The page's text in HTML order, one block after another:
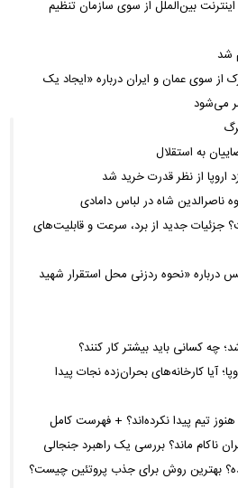
ضریب ۲.۷ برای اینترنت بین‌الملل از سوی سازمان تنظیم
شد
از سوی عمان و ایران درباره «ایجاد یک
می‌شود
از نظر قدرت خرید شد
شاه در لباس دامادی
جدید از برد، سرعت و قابلیت‌های
درباره «نحوه ردزنی محل استقرار شهید
چه کسانی باید بیشتر کار کنند؟
آیا کارخانه‌های بحران‌زده نجات پیدا
هنوز تیم پیدا نکرده‌اند؟ + فهرست کامل
ناکام ماند؟ بررسی یک راهبرد جنجالی
بهترین روش برای جذب پروتئین چیست؟